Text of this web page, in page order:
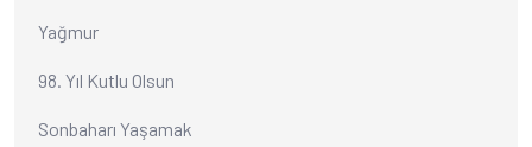
Yağmur
98. Yıl Kutlu Olsun
Sonbaharı Yaşamak